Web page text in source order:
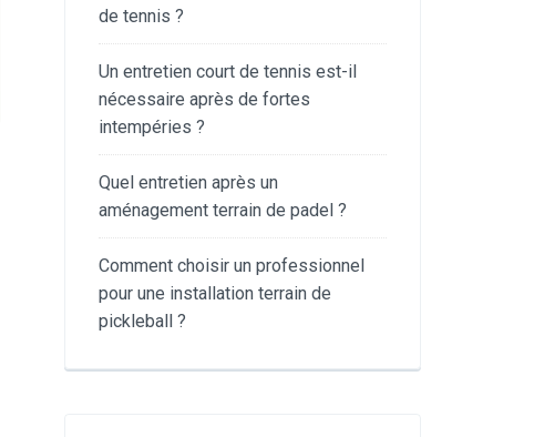
de tennis ?
Un entretien court de tennis est-il
nécessaire après de fortes
intempéries ?
Quel entretien après un
aménagement terrain de padel ?
Comment choisir un professionnel
pour une installation terrain de
pickleball ?